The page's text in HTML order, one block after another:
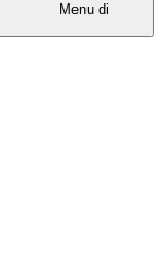
Menu di